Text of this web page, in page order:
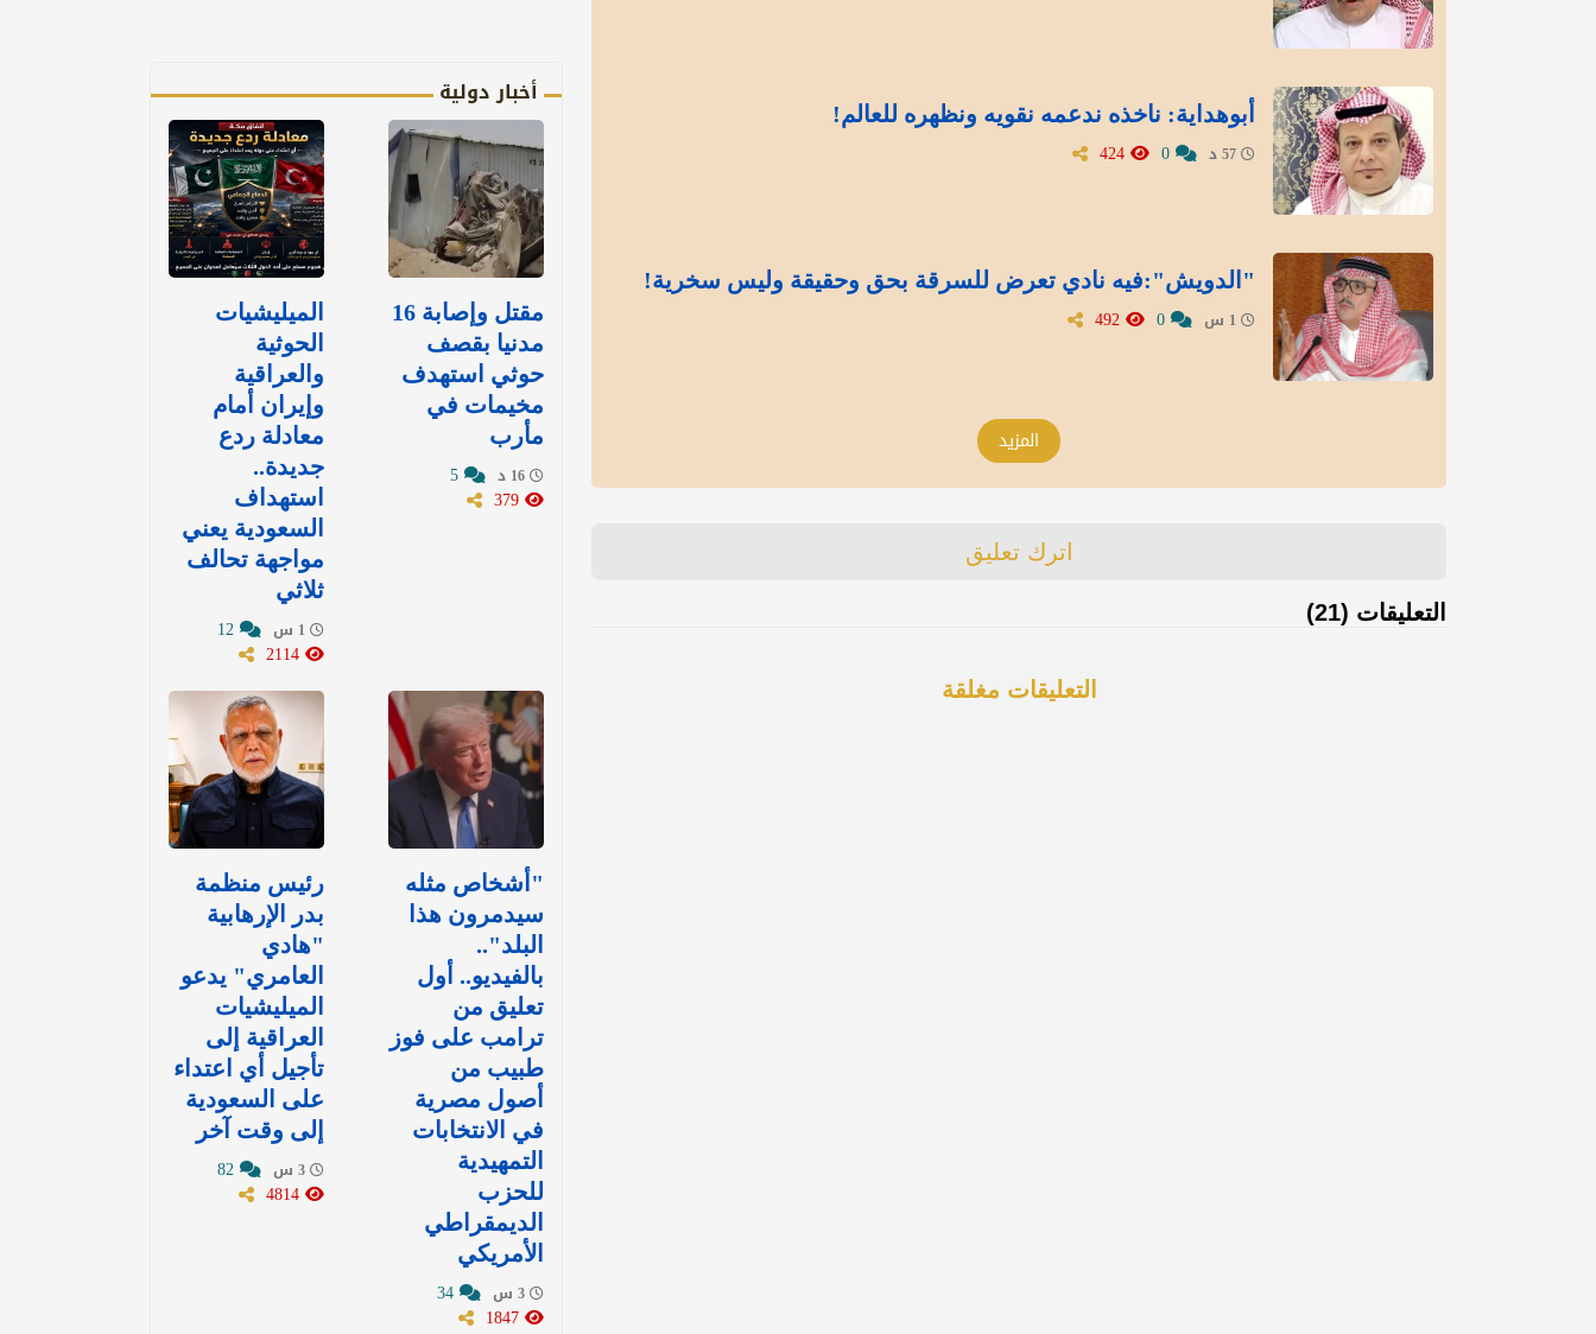
أبوهداية: ناخذه ندعمه نقويه ونظهره للعالم!
"الدويش":فيه نادي تعرض للسرقة بحق وحقيقة وليس سخرية!
المزيد
اترك تعليق
التعليقات (21)
التعليقات مغلقة
أخبار دولية
مقتل وإصابة 16
مدنيا بقصف
حوثي استهدف
مخيمات في
مأرب
الميليشيات
الحوثية
والعراقية
وإيران أمام
معادلة ردع
جديدة..
استهداف
السعودية يعني
مواجهة تحالف
ثلاثي
"أشخاص مثله
سيدمرون هذا
البلد"..
بالفيديو.. أول
تعليق من
ترامب على فوز
طبيب من
أصول مصرية
في الانتخابات
التمهيدية
للحزب
الديمقراطي
الأمريكي
رئيس منظمة
بدر الإرهابية
"هادي
العامري" يدعو
الميليشيات
العراقية إلى
تأجيل أي اعتداء
على السعودية
إلى وقت آخر